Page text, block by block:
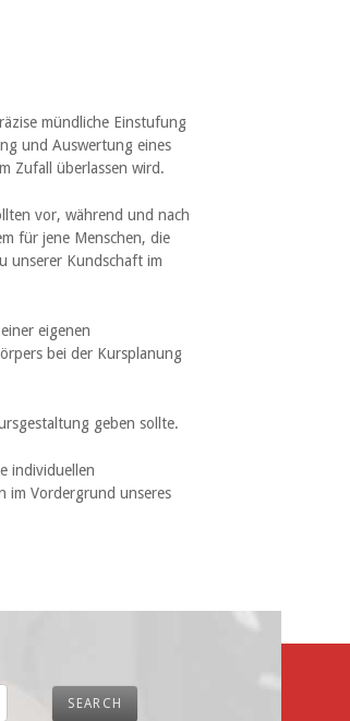
mündliche Einstufung
und Auswertung eines
Zufall überlassen wird.
vor, während und nach
für jene Menschen, die
unserer Kundschaft im
eigenen
bei der Kursplanung
geben sollte.
individuellen
im Vordergrund unseres